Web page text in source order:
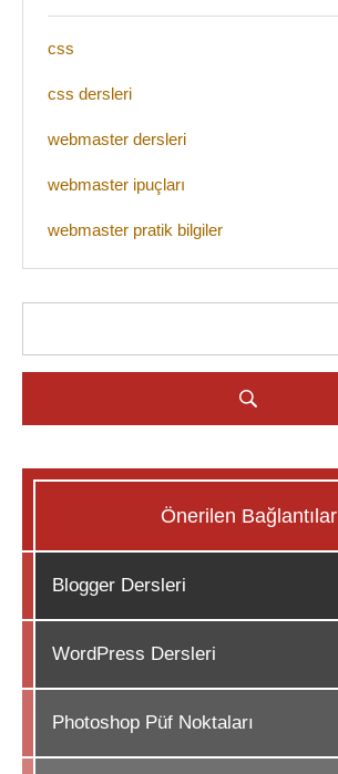
css
css dersleri
webmaster dersleri
webmaster ipuçları
webmaster pratik bilgiler
Önerilen Bağlantılar
Blogger Dersleri
WordPress Dersleri
Photoshop Püf Noktaları